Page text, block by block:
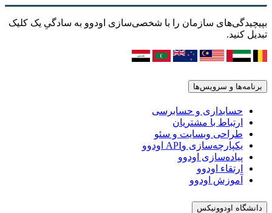
سازمان را با شخصی‌سازی اودوو به سادگیِ یک کلیک
کنید.
و سرویس‌ها
حسابداری و حسابرسی
ارتباط با مشتریان
طراحی وبسایت و سئو
یکپارچه‌سازی وAPI اودوو
پیاده‌سازی اودوو
ارتقاء اودوو
آموزش اودوو
اودوونیکس